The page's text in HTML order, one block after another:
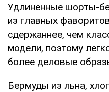
Удлиненные шорты-
из главных
сдержаннее, чем
модели, поэтому
более деловые
Бермуды из льна,